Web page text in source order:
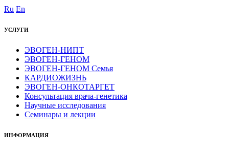
Ru En
УСЛУГИ
ЭВОГЕН-НИПТ
ЭВОГЕН-ГЕНОМ
ЭВОГЕН-ГЕНОМ Семья
КАРДИОЖИЗНЬ
ЭВОГЕН-ОНКОТАРГЕТ
Консультация врача-генетика
Научные исследования
Семинары и лекции
ИНФОРМАЦИЯ